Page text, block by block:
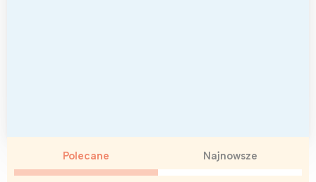
Polecane Najnowsze